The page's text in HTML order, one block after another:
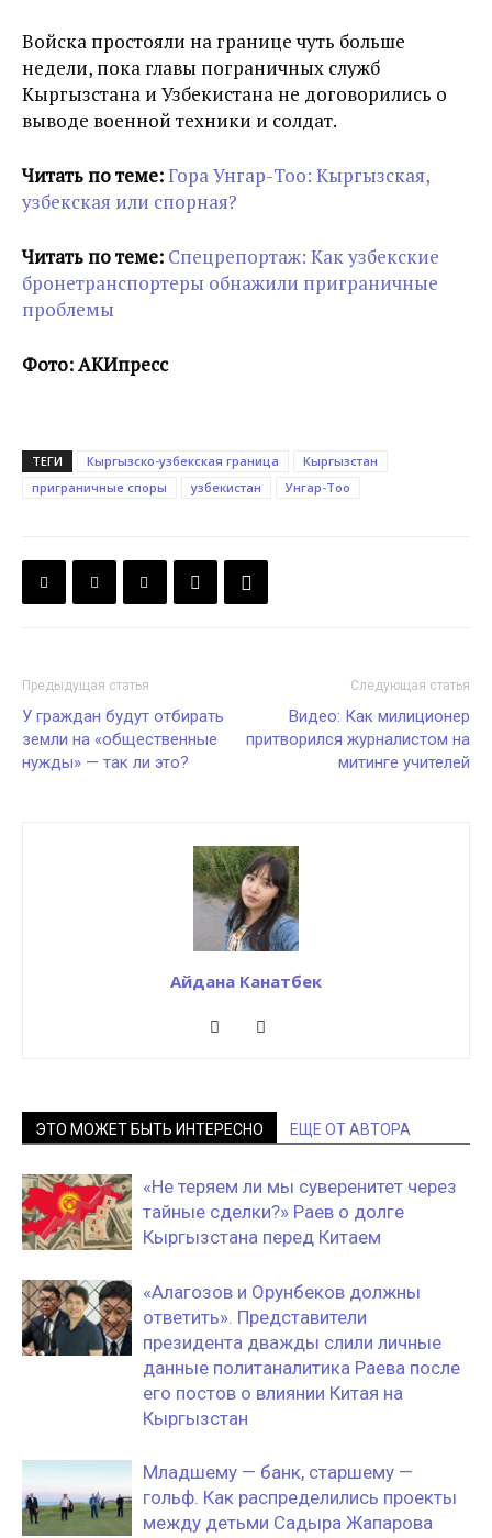
Войска простояли на границе чуть больше
недели, пока главы пограничных служб
Кыргызстана и Узбекистана не договорились о
выводе военной техники и солдат.
Читать по теме:Гора Унгар-Тоо: Кыргызская,
узбекская или спорная?
Читать по теме: Спецрепортаж: Как узбекские
бронетранспортеры обнажили приграничные
проблемы
Фото: АКИпресс
ТЕГИ Кыргызско-узбекская граница
Кыргызстан
приграничные споры
узбекистан Унгар-Тоо
Предыдущая статья
У граждан будут отбирать
земли на «общественные
нужды» — так ли это?
Следующая статья
Видео: Как милиционер
притворился журналистом на
митинге учителей
Айдана Канатбек
ЭТО МОЖЕТ БЫТЬ ИНТЕРЕСНО ЕЩЕ ОТ АВТОРА
«Не теряем ли мы суверенитет через
тайные сделки?» Раев о долге
Кыргызстана перед Китаем
«Алагозов и Орунбеков должны
ответить». Представители
президента дважды слили личные
данные политаналитика Раева после
его постов о влиянии Китая на
Кыргызстан
Младшему — банк, старшему —
гольф. Как распределились проекты
между детьми Садыра Жапарова